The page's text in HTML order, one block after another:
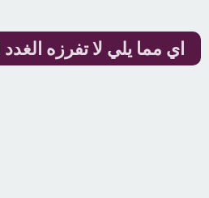
اي مما يلي لا تفرزه الغدد